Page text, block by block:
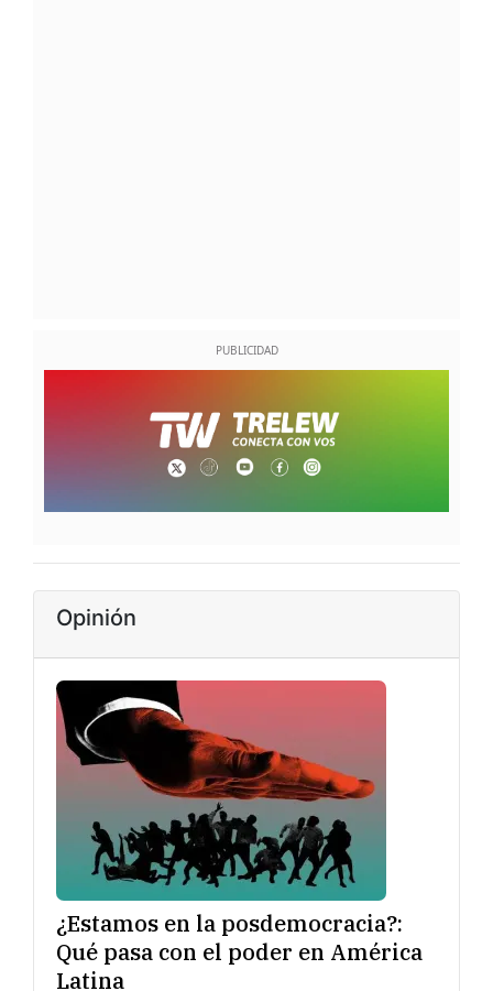
Opinión
¿Estamos en la posdemocracia?:
Qué pasa con el poder en América
Latina